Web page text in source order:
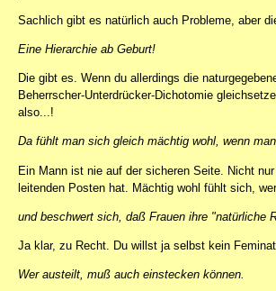
Sachlich gibt es natürlich auch Probleme, aber
Eine Hierarchie ab Geburt!
Die gibt es. Wenn du allerdings die
Beherrscher-Unterdrücker-Dichotomie
also...!
Da fühlt man sich gleich mächtig wohl, wenn
Ein Mann ist nie auf der sicheren Seite. Nicht
leitenden Posten hat. Mächtig wohl fühlt sich,
und beschwert sich, daß Frauen ihre "natürliche
Ja klar, zu Recht. Du willst ja selbst kein Feminat
Wer austeilt, muß auch einstecken können.